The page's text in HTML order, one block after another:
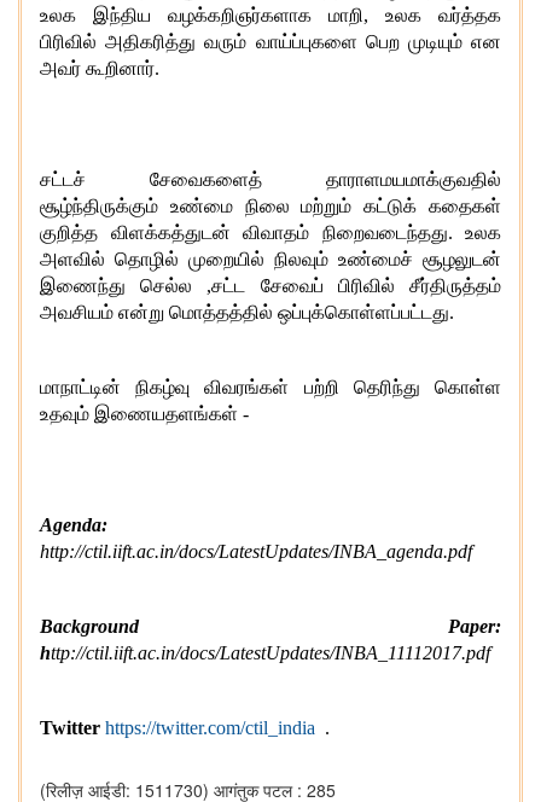
உலக இந்திய வழக்கறிஞர்களாக மாறி, உலக வர்த்தக
பிரிவில் அதிகரித்து வரும் வாய்ப்புகளை பெற முடியும் என
அவர் கூறினார்.
சட்டச் சேவைகளைத் தாராளமயமாக்குவதில்
சூழ்ந்திருக்கும் உண்மை நிலை மற்றும் கட்டுக் கதைகள்
குறித்த விளக்கத்துடன் விவாதம் நிறைவடைந்தது. உலக
அளவில் தொழில் முறையில் நிலவும் உண்மைச் சூழலுடன்
இணைந்து செல்ல ,சட்ட சேவைப் பிரிவில் சீர்திருத்தம்
அவசியம் என்று மொத்தத்தில் ஒப்புக்கொள்ளப்பட்டது.
மாநாட்டின் நிகழ்வு விவரங்கள் பற்றி தெரிந்து கொள்ள
உதவும் இணையதளங்கள் -
Agenda:
http://ctil.iift.ac.in/docs/LatestUpdates/INBA_agenda.pdf
Background Paper:
http://ctil.iift.ac.in/docs/LatestUpdates/INBA_11112017.pdf
Twitter https://twitter.com/ctil_india .
(रिलीज़ आईडी: 1511730) आगंतुक पटल : 285